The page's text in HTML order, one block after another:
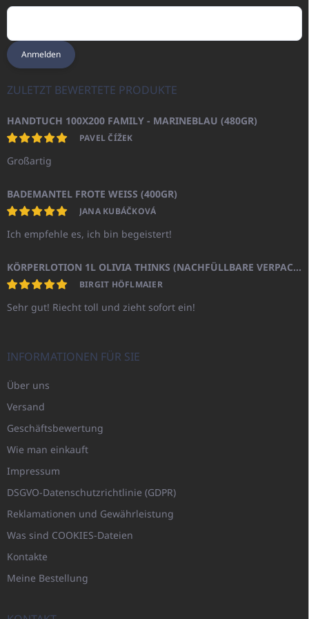
Anmelden
ZULETZT BEWERTETE PRODUKTE
HANDTUCH 100X200 FAMILY - MARINEBLAU (480GR)
PAVEL ČÍŽEK
Großartig
BADEMANTEL FROTE WEISS (400GR)
JANA KUBÁČKOVÁ
Ich empfehle es, ich bin begeistert!
KÖRPERLOTION 1L OLIVIA THINKS (NACHFÜLLBARE VERPACKUNG)
BIRGIT HÖFLMAIER
Sehr gut! Riecht toll und zieht sofort ein!
INFORMATIONEN FÜR SIE
Über uns
Versand
Geschäftsbewertung
Wie man einkauft
Impressum
DSGVO-Datenschutzrichtlinie (GDPR)
Reklamationen und Gewährleistung
Was sind COOKIES-Dateien
Kontakte
Meine Bestellung